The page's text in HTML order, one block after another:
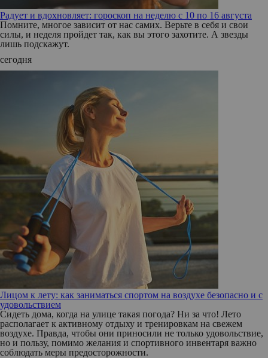
Радует и вдохновляет: гороскоп на неделю с 10 по 16 августа
Помните, многое зависит от нас самих. Верьте в себя и свои
силы, и неделя пройдет так, как вы этого захотите. А звезды
лишь подскажут.
сегодня
Лицом к лету: как заниматься спортом на воздухе безопасно и с
удовольствием
Сидеть дома, когда на улице такая погода? Ни за что! Лето
располагает к активному отдыху и тренировкам на свежем
воздухе. Правда, чтобы они приносили не только удовольствие,
но и пользу, помимо желания и спортивного инвентаря важно
соблюдать меры предосторожности.